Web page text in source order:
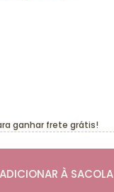
ADICIONAR À SACOLA
ganhar frete grátis!